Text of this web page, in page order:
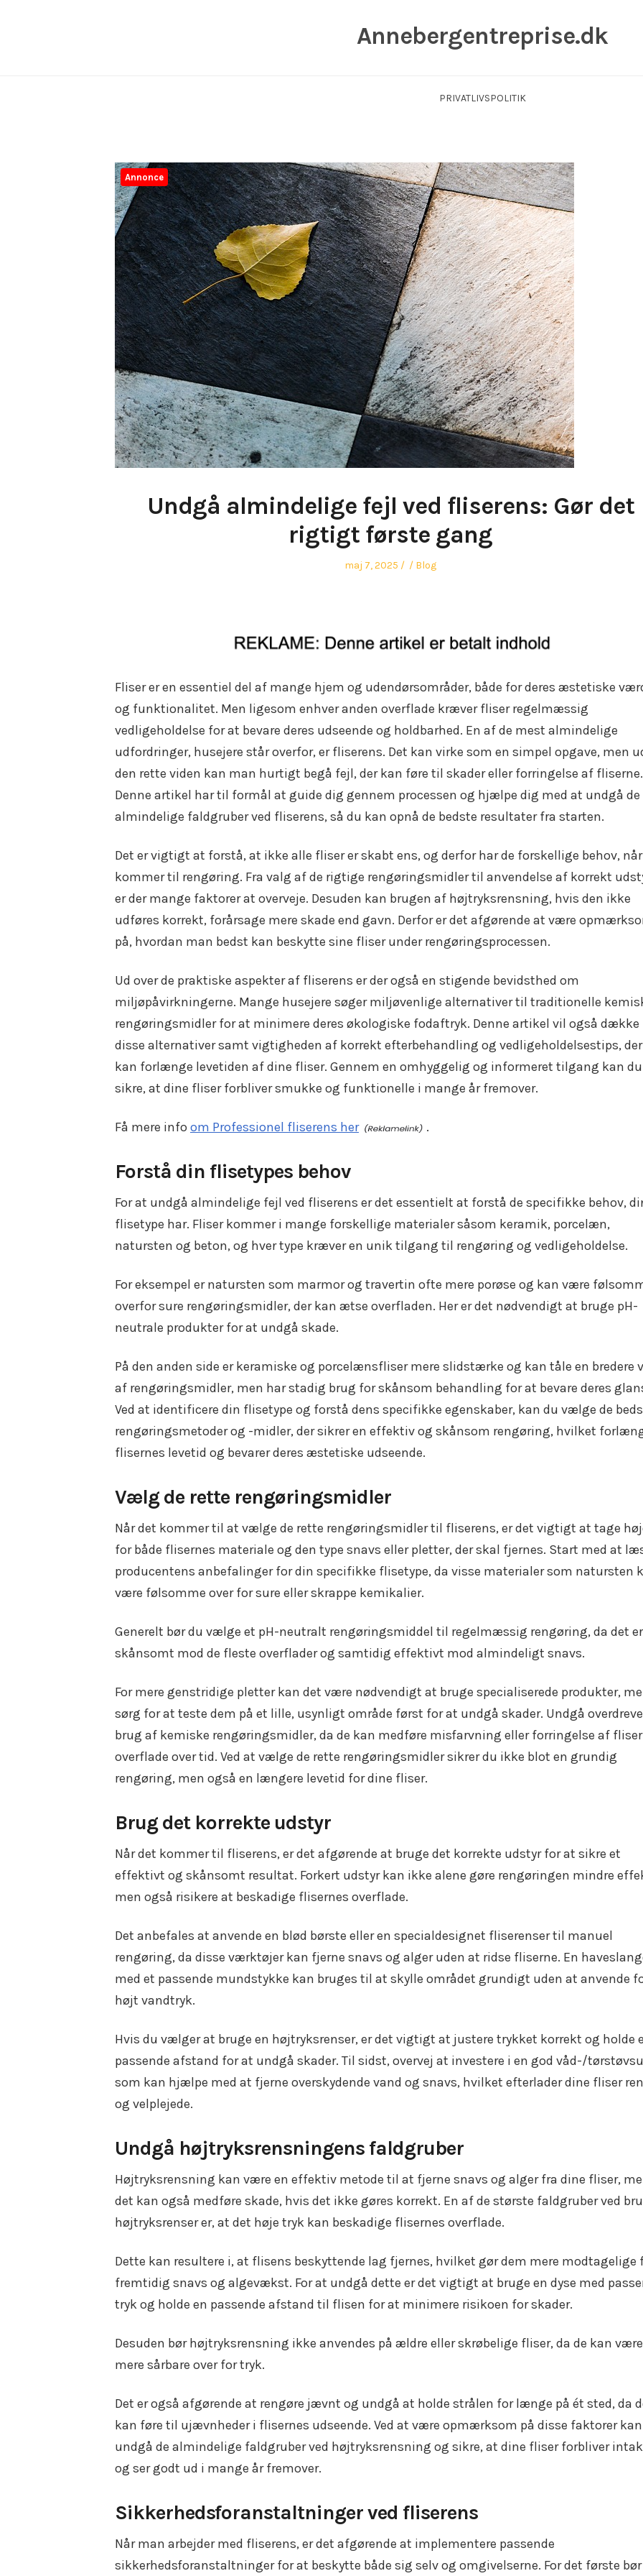
Annebergentreprise.dk
PRIVATLIVSPOLITIK
Annonce
Undgå almindelige fejl ved fliserens: Gør det
rigtigt første gang
Posted
maj 7, 2025 Author
Posted
Blog
Fliser er en essentiel del af mange hjem og udendørsområder, både for deres æstetiske
og funktionalitet. Men ligesom enhver anden overflade kræver fliser regelmæssig
vedligeholdelse for at bevare deres udseende og holdbarhed. En af de mest almindelige
udfordringer, husejere står overfor, er fliserens. Det kan virke som en simpel opgave, men
den rette viden kan man hurtigt begå fejl, der kan føre til skader eller forringelse af fliserne.
Denne artikel har til formål at guide dig gennem processen og hjælpe dig med at undgå de
almindelige faldgruber ved fliserens, så du kan opnå de bedste resultater fra starten.
Det er vigtigt at forstå, at ikke alle fliser er skabt ens, og derfor har de forskellige behov,
kommer til rengøring. Fra valg af de rigtige rengøringsmidler til anvendelse af korrekt
er der mange faktorer at overveje. Desuden kan brugen af højtryksrensning, hvis den ikke
udføres korrekt, forårsage mere skade end gavn. Derfor er det afgørende at være
på, hvordan man bedst kan beskytte sine fliser under rengøringsprocessen.
Ud over de praktiske aspekter af fliserens er der også en stigende bevidsthed om
miljøpåvirkningerne. Mange husejere søger miljøvenlige alternativer til traditionelle
rengøringsmidler for at minimere deres økologiske fodaftryk. Denne artikel vil også dække
disse alternativer samt vigtigheden af korrekt efterbehandling og vedligeholdelsestips, der
kan forlænge levetiden af dine fliser. Gennem en omhyggelig og informeret tilgang kan du
sikre, at dine fliser forbliver smukke og funktionelle i mange år fremover.
Få mere info om Professionel fliserens her .
Forstå din flisetypes behov
For at undgå almindelige fejl ved fliserens er det essentielt at forstå de specifikke behov,
flisetype har. Fliser kommer i mange forskellige materialer såsom keramik, porcelæn,
natursten og beton, og hver type kræver en unik tilgang til rengøring og vedligeholdelse.
For eksempel er natursten som marmor og travertin ofte mere porøse og kan være
overfor sure rengøringsmidler, der kan ætse overfladen. Her er det nødvendigt at bruge pH-
neutrale produkter for at undgå skade.
På den anden side er keramiske og porcelænsfliser mere slidstærke og kan tåle en bredere
af rengøringsmidler, men har stadig brug for skånsom behandling for at bevare deres
Ved at identificere din flisetype og forstå dens specifikke egenskaber, kan du vælge de
rengøringsmetoder og -midler, der sikrer en effektiv og skånsom rengøring, hvilket
flisernes levetid og bevarer deres æstetiske udseende.
Vælg de rette rengøringsmidler
Når det kommer til at vælge de rette rengøringsmidler til fliserens, er det vigtigt at tage
for både flisernes materiale og den type snavs eller pletter, der skal fjernes. Start med at
producentens anbefalinger for din specifikke flisetype, da visse materialer som natursten
være følsomme over for sure eller skrappe kemikalier.
Generelt bør du vælge et pH-neutralt rengøringsmiddel til regelmæssig rengøring, da det er
skånsomt mod de fleste overflader og samtidig effektivt mod almindeligt snavs.
For mere genstridige pletter kan det være nødvendigt at bruge specialiserede produkter,
sørg for at teste dem på et lille, usynligt område først for at undgå skader. Undgå
brug af kemiske rengøringsmidler, da de kan medføre misfarvning eller forringelse af
overflade over tid. Ved at vælge de rette rengøringsmidler sikrer du ikke blot en grundig
rengøring, men også en længere levetid for dine fliser.
Brug det korrekte udstyr
Når det kommer til fliserens, er det afgørende at bruge det korrekte udstyr for at sikre et
effektivt og skånsomt resultat. Forkert udstyr kan ikke alene gøre rengøringen mindre
men også risikere at beskadige flisernes overflade.
Det anbefales at anvende en blød børste eller en specialdesignet fliserenser til manuel
rengøring, da disse værktøjer kan fjerne snavs og alger uden at ridse fliserne. En
med et passende mundstykke kan bruges til at skylle området grundigt uden at anvende
højt vandtryk.
Hvis du vælger at bruge en højtryksrenser, er det vigtigt at justere trykket korrekt og holde
passende afstand for at undgå skader. Til sidst, overvej at investere i en god våd-/
som kan hjælpe med at fjerne overskydende vand og snavs, hvilket efterlader dine fliser
og velplejede.
Undgå højtryksrensningens faldgruber
Højtryksrensning kan være en effektiv metode til at fjerne snavs og alger fra dine fliser,
det kan også medføre skade, hvis det ikke gøres korrekt. En af de største faldgruber ved
højtryksrenser er, at det høje tryk kan beskadige flisernes overflade.
Dette kan resultere i, at flisens beskyttende lag fjernes, hvilket gør dem mere modtagelige
fremtidig snavs og algevækst. For at undgå dette er det vigtigt at bruge en dyse med
tryk og holde en passende afstand til flisen for at minimere risikoen for skader.
Desuden bør højtryksrensning ikke anvendes på ældre eller skrøbelige fliser, da de kan være
mere sårbare over for tryk.
Det er også afgørende at rengøre jævnt og undgå at holde strålen for længe på ét sted, da
kan føre til ujævnheder i flisernes udseende. Ved at være opmærksom på disse faktorer
undgå de almindelige faldgruber ved højtryksrensning og sikre, at dine fliser forbliver
og ser godt ud i mange år fremover.
Sikkerhedsforanstaltninger ved fliserens
Når man arbejder med fliserens, er det afgørende at implementere passende
sikkerhedsforanstaltninger for at beskytte både sig selv og omgivelserne. For det første bør